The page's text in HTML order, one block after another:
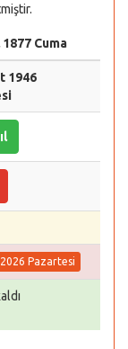
Cuma
1946
Pazartesi